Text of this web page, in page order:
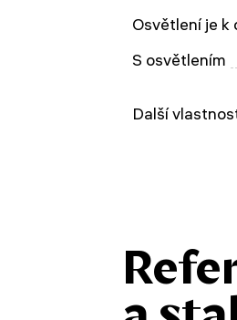
Osvětlení je k
S osvětlením
Další